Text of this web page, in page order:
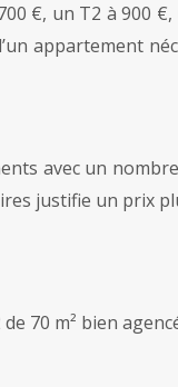
€, un T2 à 900
appartement
avec un
justifie un prix
70 m² bien